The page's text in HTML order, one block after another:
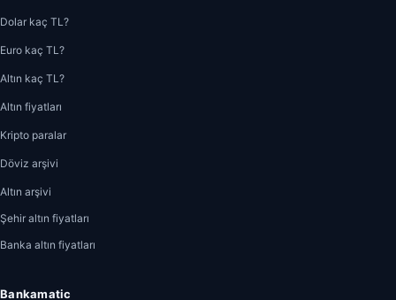
Dolar kaç TL?
Euro kaç TL?
Altın kaç TL?
Altın fiyatları
Kripto paralar
Döviz arşivi
Altın arşivi
Şehir altın fiyatları
Banka altın fiyatları
Bankamatic